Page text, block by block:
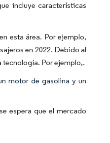
incluye características
esta área. Por ejemplo,
en 2022. Debido al
tecnología. Por ejemplo,.
motor de gasolina y un
espera que el mercado